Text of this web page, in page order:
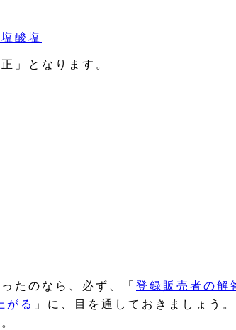
酸塩
」となります。
たのなら、必ず、「 登録販売者の解
がる 」に、目を通しておきましょう